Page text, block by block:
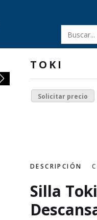
TOKI
Solicitar precio
DESCRIPCIÓN
Silla